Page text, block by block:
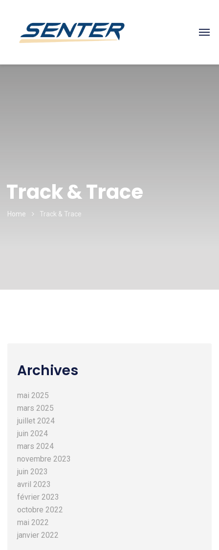
Track & Trace
Home Track & Trace
Archives
mai 2025
mars 2025
juillet 2024
juin 2024
mars 2024
novembre 2023
juin 2023
avril 2023
février 2023
octobre 2022
mai 2022
janvier 2022